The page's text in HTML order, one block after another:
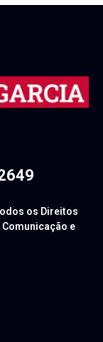
os Direitos
e